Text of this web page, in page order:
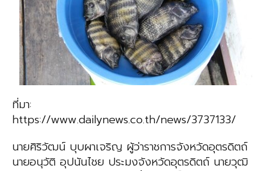
ที่มา:
https://www.dailynews.co.th/news/3737133/
นายศิริวัฒน์ บุบผาเจริญ ผู้ว่าราชการจังหวัดอุตรดิตถ์
นายอนุวัติ อุปนันไชย ประมงจังหวัดอุตรดิตถ์ นายวุฒิ